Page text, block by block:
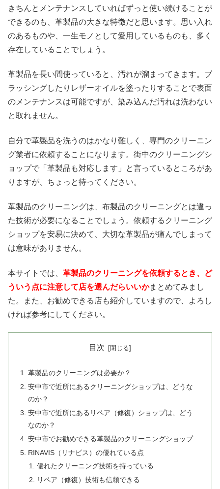
きちんとメンテナンスしていればずっと使い続けることが
できるのも、革製品の大きな特徴だと思います。思い入れ
のあるものや、一生モノとして愛用しているものも、多く
存在していることでしょう。
革製品を長い間使っていると、汚れが溜まってきます。ブ
ラッシングしたりレザーオイルを塗ったりすることで表面
のメンテナンスは可能ですが、染み込んだ汚れは洗わない
と取れません。
自分で革製品を洗うのはかなり難しく、専門のクリーニン
グ業者に依頼することになります。街中のクリーニングシ
ョップで「革製品も対応します」と言っているところがあ
りますが、ちょっと待ってください。
革製品のクリーニングは、布製品のクリーニングとは違っ
た技術が必要になることでしょう。依頼するクリーニング
ショップを安易に決めて、大切な革製品が痛んでしまって
は意味がありません。
本サイトでは、 革製品のクリーニングを依頼するとき、ど
ういう点に注意して店を選んだらいいかまとめてみまし
た。また、お勧めできる店も紹介していますので、よろし
ければ参考にしてください。
目次
革製品のクリーニングは必要か？
安中市で近所にあるクリーニングショップは、どうな
のか？
安中市で近所にあるリペア（修復）ショップは、どう
なのか？
安中市でお勧めできる革製品のクリーニングショップ
RINAVIS（リナビス）の優れている点
優れたクリーニング技術を持っている
リペア（修復）技術も信頼できる